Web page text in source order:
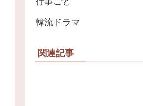
韓流ドラマ
関連記事